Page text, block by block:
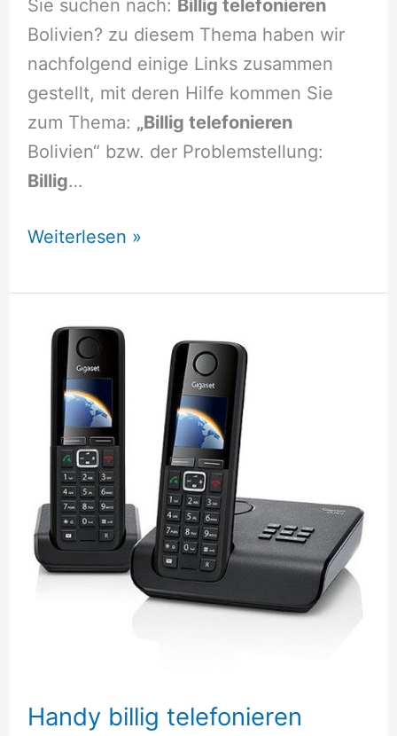
Sie suchen nach: Billig telefonieren
Bolivien? zu diesem Thema haben wir
nachfolgend einige Links zusammen
gestellt, mit deren Hilfe kommen Sie
zum Thema: „Billig telefonieren
Bolivien“ bzw. der Problemstellung:
Billig…
Billig
Bolivien
Weiterlesen »
Handy billig telefonieren